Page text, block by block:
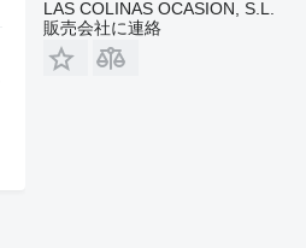
LAS COLINAS OCASION, S.L.
販売会社に連絡